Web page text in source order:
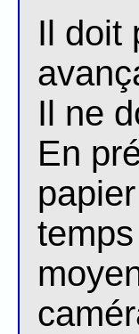
Il doit
Il ne
En